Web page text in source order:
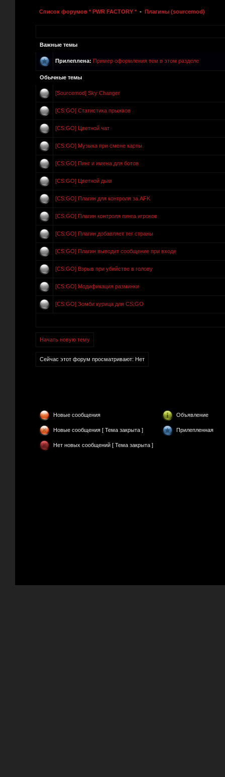
Список форумов * PWR FACTORY * - Плагины (sourcemod)
Важные темы
Прилеплена: Пример оформления тем в этом разделе
Обычные темы
[Sourcemod] Sky Changer
[CS:GO] Статистика прыжков
[CS:GO] Цветной чат
[CS:GO] Музыка при смене карты
[CS:GO] Пинг и имена для ботов
[CS:GO] Цветной дым
[CS:GO] Плагин для контроля за AFK
[CS:GO] Плагин контроля пинга игроков
[CS:GO] Плагин добавляет тег страны
[CS:GO] Плагин выводит сообщение при входе
[CS:GO] Взрыв при убийстве в голову
[CS:GO] Модификация разминки
[CS:GO] Зомби курица для CS:GO
Начать новую тему
Сейчас этот форум просматривают: Нет
Новые сообщения Объявление
Новые сообщения [ Тема закрыта ] Прилепленная
Нет новых сообщений [ Тема закрыта ]